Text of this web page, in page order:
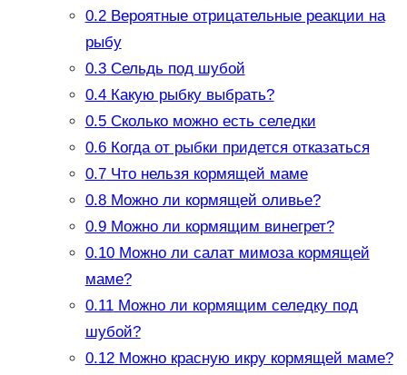
0.2Вероятные отрицательные реакции на
рыбу
0.3Сельдь под шубой
0.4Какую рыбку выбрать?
0.5Сколько можно есть селедки
0.6Когда от рыбки придется отказаться
0.7Что нельзя кормящей маме
0.8Можно ли кормящей оливье?
0.9Можно ли кормящим винегрет?
0.10Можно ли салат мимоза кормящей
маме?
0.11Можно ли кормящим селедку под
шубой?
0.12Можно красную икру кормящей маме?